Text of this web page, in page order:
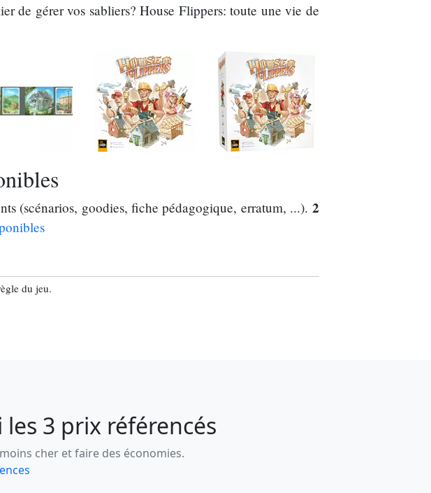
de gérer vos sabliers? House Flippers: toute une vie de
(scénarios, goodies, fiche pédagogique, erratum, ...). 2
du jeu.
3 prix référencés
cher et faire des économies.